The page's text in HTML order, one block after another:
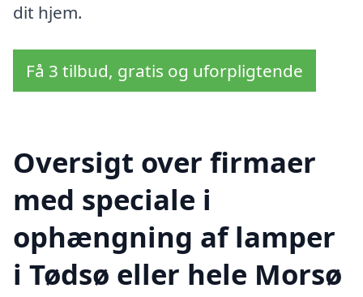
dit hjem.
Få 3 tilbud, gratis og uforpligtende
Oversigt over firmaer
med speciale i
ophængning af lamper
i Tødsø eller hele Morsø